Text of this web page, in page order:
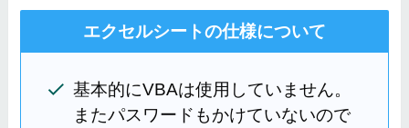
エクセルシートの仕様について
基本的にVBAは使用していません。
またパスワードもかけていないので